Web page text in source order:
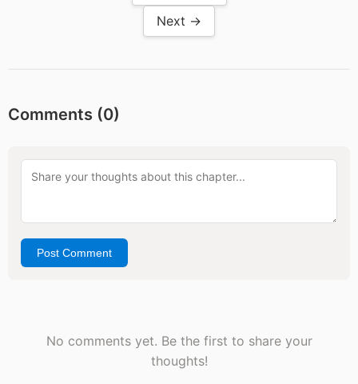
Next →
Comments (0)
Post Comment
No comments yet. Be the first to share your
thoughts!